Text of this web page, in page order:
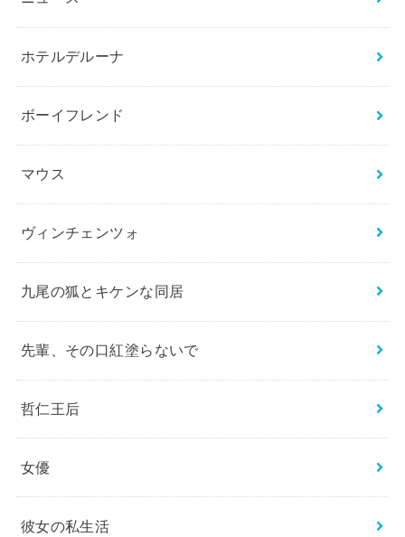
ホテルデルーナ
ボーイフレンド
マウス
ヴィンチェンツォ
九尾の狐とキケンな同居
先輩、その口紅塗らないで
哲仁王后
女優
彼女の私生活